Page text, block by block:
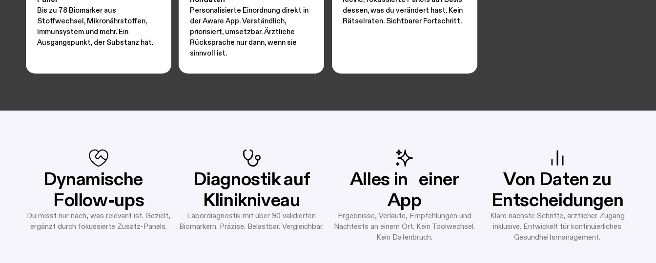
Bis zu 78 Biomarker aus
Stoffwechsel, Mikronährstoffen,
Immunsystem und mehr. Ein
Ausgangspunkt, der Substanz hat.
Personalisierte Einordnung direkt in
der Aware App. Verständlich,
priorisiert, umsetzbar. Ärztliche
Rücksprache nur dann, wenn sie
sinnvoll ist.
dessen, was du verändert hast. Kein
Rätselraten. Sichtbarer Fortschritt.
Dynamische
Follow-ups
Du misst nur nach, was relevant ist. Gezielt,
ergänzt durch fokussierte Zusatz-Panels.
Diagnostik auf
Klinikniveau
Labordiagnostik mit über 90 validierten
Biomarkern. Präzise. Belastbar. Vergleichbar.
Alles in einer
App
Ergebnisse, Verläufe, Empfehlungen und
Nachtests an einem Ort. Kein Toolwechsel.
Kein Datenbruch.
Von Daten zu
Entscheidungen
Klare nächste Schritte, ärztlicher Zugang
inklusive. Entwickelt für kontinuierliches
Gesundheitsmanagement.